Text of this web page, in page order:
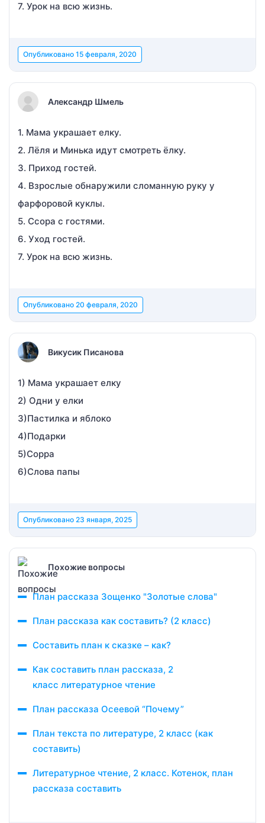
7. Урок на всю жизнь.
Опубликовано 15 февраля, 2020
Александр Шмель
1. Мама украшает елку.
2. Лёля и Минька идут смотреть ёлку.
3. Приход гостей.
4. Взрослые обнаружили сломанную руку у
фарфоровой куклы.
5. Ссора с гостями.
6. Уход гостей.
7. Урок на всю жизнь.
Опубликовано 20 февраля, 2020
Викусик Писанова
1) Мама украшает елку
2) Одни у елки
3)Пастилка и яблоко
4)Подарки
5)Сорра
6)Слова папы
Опубликовано 23 января, 2025
Похожие вопросы
План рассказа Зощенко "Золотые слова"
План рассказа как составить? (2 класс)
Составить план к сказке – как?
Как составить план рассказа, 2
класс литературное чтение
План рассказа Осеевой “Почему”
План текста по литературе, 2 класс (как
составить)
Литературное чтение, 2 класс. Котенок, план
рассказа составить